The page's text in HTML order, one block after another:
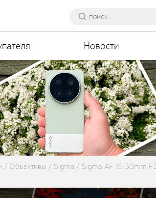
Новости
Объективы Sigma
Sigma AF 15-30mm